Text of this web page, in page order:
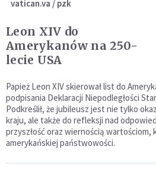
vatican.va / pzk
Leon XIV do
Amerykanów na 250-
lecie USA
Papież Leon XIV skierował list do
podpisania Deklaracji Niepodległości
Podkreślił, że jubileusz jest nie tylko
kraju, ale także do refleksji nad
przyszłość oraz wiernością wartościom,
amerykańskiej państwowości.